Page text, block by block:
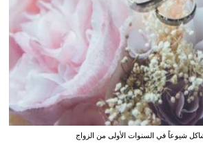
شيوعاً في السنوات الأولى من الزواج